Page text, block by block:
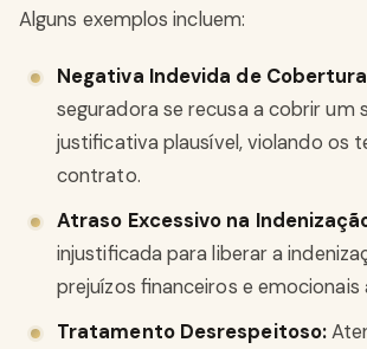
Alguns exemplos incluem:
Negativa Indevida de
seguradora se recusa a cobrir um
justificativa plausível, violando os
contrato.
Atraso Excessivo na
injustificada para liberar a
prejuízos financeiros e emocionais
Tratamento Desrespeitoso: